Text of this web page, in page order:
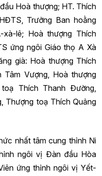
Hoà thượng; HT. Thích
Trưởng Ban hoằng
lê; Hoà thượng Thích
ứng ngôi Giáo thọ A Xà
già: Hoà thượng Thích
Tâm Vượng, Hoà thượng
Thích Thanh Đường,
Thượng toạ Thích Quảng
nhất tâm cung thỉnh Ni
ngôi vị Đàn đầu Hòa
ứng thỉnh ngôi vị Yết-